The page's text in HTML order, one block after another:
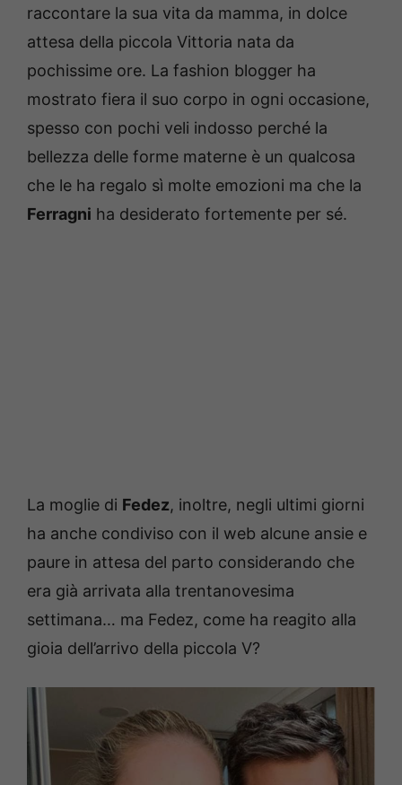
raccontare la sua vita da mamma, in dolce
attesa della piccola Vittoria nata da
pochissime ore. La fashion blogger ha
mostrato fiera il suo corpo in ogni occasione,
spesso con pochi veli indosso perché la
bellezza delle forme materne è un qualcosa
che le ha regalo sì molte emozioni ma che la
Ferragni ha desiderato fortemente per sé.
La moglie di Fedez, inoltre, negli ultimi giorni
ha anche condiviso con il web alcune ansie e
paure in attesa del parto considerando che
era già arrivata alla trentanovesima
settimana… ma Fedez, come ha reagito alla
gioia dell’arrivo della piccola V?